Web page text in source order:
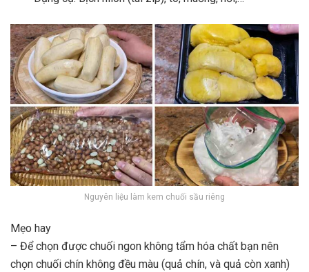
Nguyên liệu làm kem chuối sầu riêng
Mẹo hay
– Để chọn được chuối ngon không tẩm hóa chất bạn nên
chọn chuối chín không đều màu (quả chín, và quả còn xanh)